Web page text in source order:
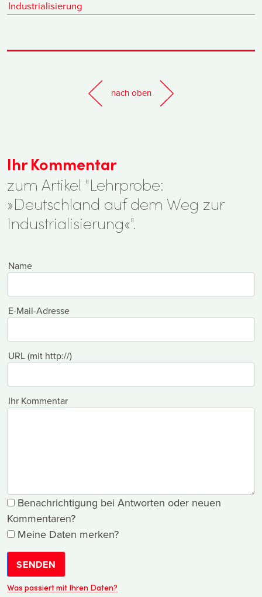
Industrialisierung
nach oben
Ihr Kommentar
zum Artikel "Lehrprobe:
»Deutschland auf dem Weg zur
Industrialisierung«".
Name
E-Mail-Adresse
URL (mit http://)
Ihr Kommentar
Benachrichtigung bei Antworten oder neuen
Kommentaren?
Meine Daten merken?
SENDEN
Was passiert mit Ihren Daten?